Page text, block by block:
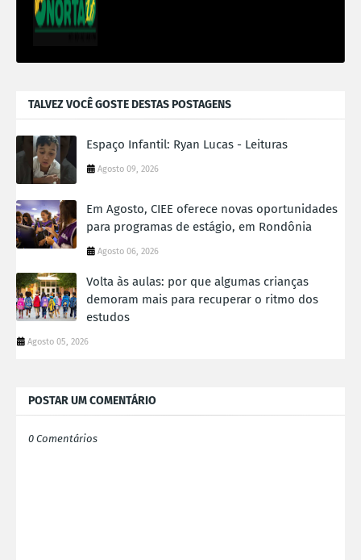
TALVEZ VOCÊ GOSTE DESTAS POSTAGENS
Espaço Infantil: Ryan Lucas - Leituras
Agosto 09, 2026
Em Agosto, CIEE oferece novas oportunidades
para programas de estágio, em Rondônia
Agosto 06, 2026
Volta às aulas: por que algumas crianças
demoram mais para recuperar o ritmo dos
estudos
Agosto 05, 2026
POSTAR UM COMENTÁRIO
0 Comentários